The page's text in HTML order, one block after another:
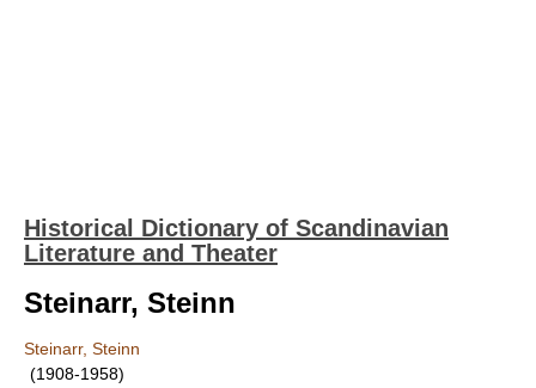
Historical Dictionary of Scandinavian
Literature and Theater
Steinarr, Steinn
Steinarr, Steinn
(1908-1958)